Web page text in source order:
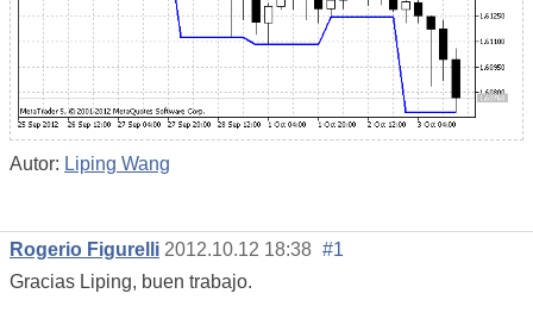
Autor: Liping Wang
Rogerio Figurelli 2012.10.12 18:38 #1
Gracias Liping, buen trabajo.